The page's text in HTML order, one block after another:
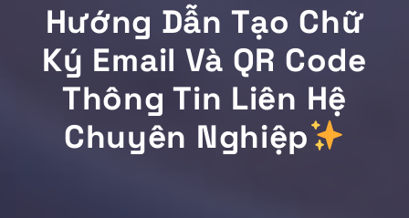
Hướng Dẫn Tạo Chữ
Ký Email Và QR Code
Thông Tin Liên Hệ
Chuyên Nghiệp